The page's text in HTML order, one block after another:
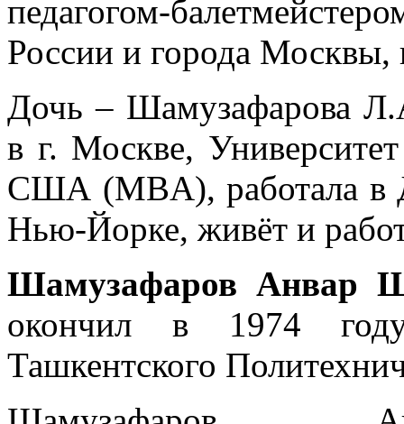
педагогом-
России и города Москвы,
Дочь – Шамузафарова
в г. Москве,
США (MBA), работала в
Нью-Йорке, живёт и
Шамузафаров Анвар
окончил в 1974 году
Ташкентского